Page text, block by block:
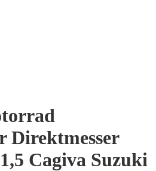
Direktmesser
Cagiva Suzuki